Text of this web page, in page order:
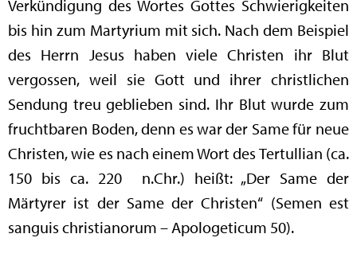
Verkündigung des Wortes Gottes Schwierigkeiten
bis hin zum Martyrium mit sich. Nach dem Beispiel
des Herrn Jesus haben viele Christen ihr Blut
vergossen, weil sie Gott und ihrer christlichen
Sendung treu geblieben sind. Ihr Blut wurde zum
fruchtbaren Boden, denn es war der Same für neue
Christen, wie es nach einem Wort des Tertullian (ca.
150 bis ca. 220 n.Chr.) heißt: „Der Same der
Märtyrer ist der Same der Christen“ (Semen est
sanguis christianorum – Apologeticum 50).